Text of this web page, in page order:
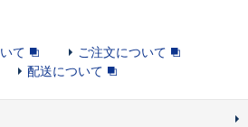
て
ご注文について
配送について